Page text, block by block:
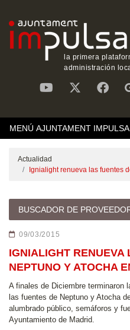
la primera
administración
MENÚ AJUNTAMENT IMPULSA
Actualidad
Ignialight renueva las fuentes
BUSCADOR DE
09/03/2015
IGNIALIGHT RENUEVA
NEPTUNO Y ATOCHA
A finales de Diciembre terminaron
las fuentes de Neptuno y Atocha
alumbrado público, semáforos y
Ayuntamiento de Madrid.